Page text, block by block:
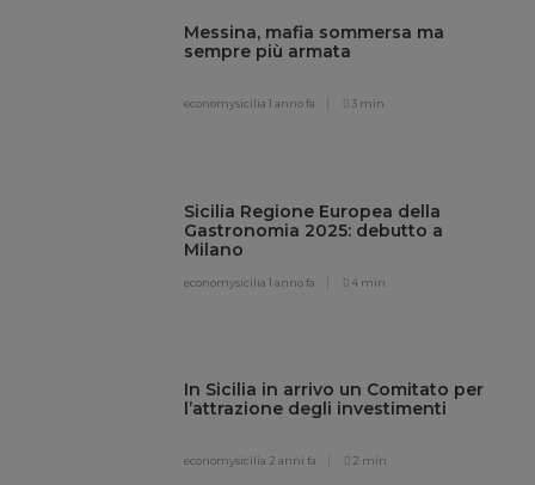
Messina, mafia sommersa ma
sempre più armata
economysicilia1 anno fa 3 min
Sicilia Regione Europea della
Gastronomia 2025: debutto a
Milano
economysicilia1 anno fa 4 min
In Sicilia in arrivo un Comitato per
l’attrazione degli investimenti
economysicilia 2 anni fa 2 min